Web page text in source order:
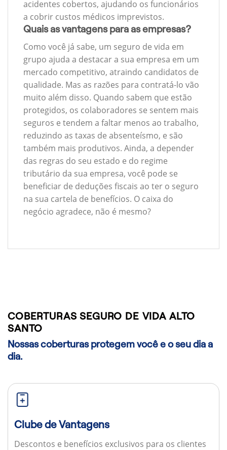
acidentes cobertos, ajudando os funcionários
a cobrir custos médicos imprevistos.
Quais as vantagens para as empresas?
Como você já sabe, um seguro de vida em
grupo ajuda a destacar a sua empresa em um
mercado competitivo, atraindo candidatos de
qualidade. Mas as razões para contratá-lo vão
muito além disso. Quando sabem que estão
protegidos, os colaboradores se sentem mais
seguros e tendem a faltar menos ao trabalho,
reduzindo as taxas de absenteísmo, e são
também mais produtivos. Ainda, a depender
das regras do seu estado e do regime
tributário da sua empresa, você pode se
beneficiar de deduções fiscais ao ter o seguro
na sua cartela de benefícios. O caixa do
negócio agradece, não é mesmo?
COBERTURAS SEGURO DE VIDA ALTO
SANTO
Nossas coberturas protegem você e o seu dia a
dia.
Clube de Vantagens
Descontos e benefícios exclusivos para os clientes